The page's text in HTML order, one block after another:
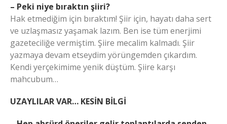
– Peki niye bıraktın şiiri?
Hak etmediğim için bıraktım! Şiir için, hayatı daha sert
ve uzlaşmasız yaşamak lazım. Ben ise tüm enerjimi
gazeteciliğe vermiştim. Şiire mecalim kalmadı. Şiir
yazmaya devam etseydim yörüngemden çıkardım.
Kendi yerçekimime yenik düştüm. Şiire karşı
mahcubum…
UZAYLILAR VAR… KESİN BİLGİ